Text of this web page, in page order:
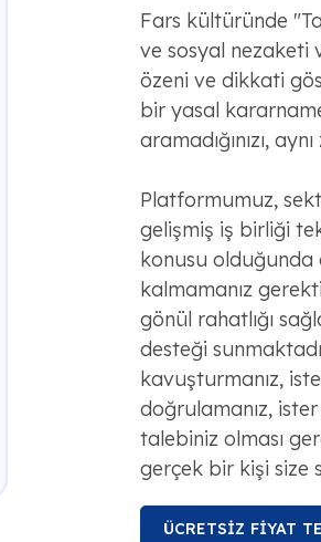
Fars kültüründe
ve sosyal nezaketi
özeni ve dikkati
bir yasal
aramadığınızı,
Platformumuz,
gelişmiş iş birliği
konusu
kalmamanız
gönül rahatlığı
desteği
kavuşturmanız,
doğrulamanız,
talebiniz olması
gerçek bir kişi size
ÜCRETSİZ FİYAT